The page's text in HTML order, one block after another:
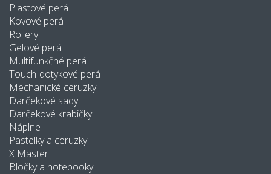
Plastové perá
Kovové perá
Rollery
Gelové perá
Multifunkčné perá
Touch-dotykové perá
Mechanické ceruzky
Darčekové sady
Darčekové krabičky
Náplne
Pastelky a ceruzky
X Master
Bločky a notebooky